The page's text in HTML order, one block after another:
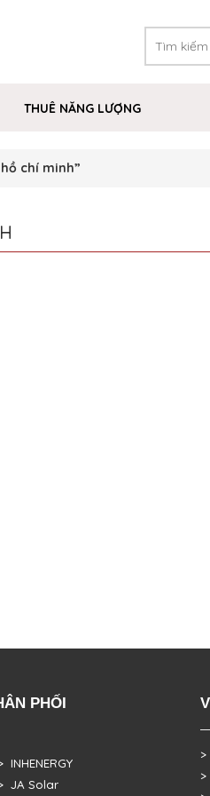
THUÊ NĂNG LƯỢNG
chí minh”
PHỐI
INHENERGY
JA Solar
>